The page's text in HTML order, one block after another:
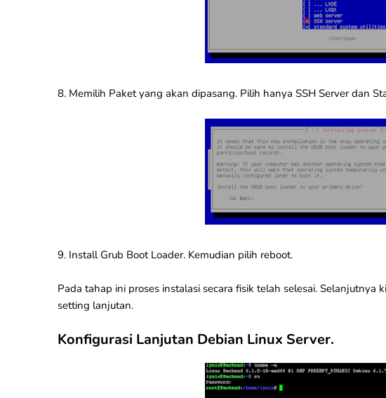
8. Memilih Paket yang akan dipasang. Pilih hanya SSH Server dan
9. Install Grub Boot Loader. Kemudian pilih reboot.
Pada tahap ini proses instalasi secara fisik telah selesai.
setting lanjutan.
Konfigurasi Lanjutan Debian Linux Server.